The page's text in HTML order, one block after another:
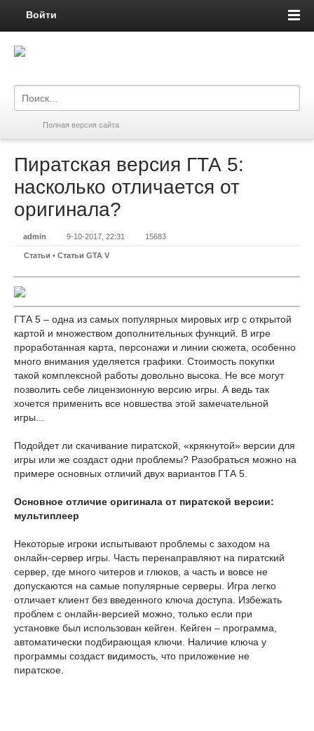
Войти
Полная версия сайта
Пиратская версия ГТА 5:
насколько отличается от
оригинала?
admin 9-10-2017, 22:31 15683
Статьи • Статьи GTA V
ГТА 5 – одна из самых популярных мировых игр с открытой
картой и множеством дополнительных функций. В игре
проработанная карта, персонажи и линии сюжета, особенно
много внимания уделяется графики. Стоимость покупки
такой комплексной работы довольно высока. Не все могут
позволить себе лицензионную версию игры. А ведь так
хочется применить все новшества этой замечательной
игры...
Подойдет ли скачивание пиратской, «крякнутой» версии для
игры или же создаст одни проблемы? Разобраться можно на
примере основных отличий двух вариантов ГТА 5.
Основное отличие оригинала от пиратской версии:
мультиплеер
Некоторые игроки испытывают проблемы с заходом на
онлайн-сервер игры. Часть перенаправляют на пиратский
сервер, где много читеров и глюков, а часть и вовсе не
допускаются на самые популярные серверы. Игра легко
отличает клиент без введенного ключа доступа. Избежать
проблем с онлайн-версией можно, только если при
установке был использован кейген. Кейген – программа,
автоматически подбирающая ключи. Наличие ключа у
программы создаст видимость, что приложение не
пиратское.